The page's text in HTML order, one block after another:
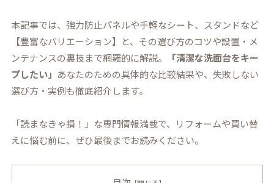
本記事では、強力防止パネルや手軽なシート、スタンドなど
【豊富なバリエーション】と、その選び方のコツや設置・メ
ンテナンスの裏技まで網羅的に解説。
「清潔な洗面台をキー
プしたい」 あなたのための具体的な比較結果や、失敗しない
選び方・実例も徹底紹介します。
「読まなきゃ損！」な専門情報満載で、リフォームや買い替
えに悩む前に、ぜひ最後までお読みください。